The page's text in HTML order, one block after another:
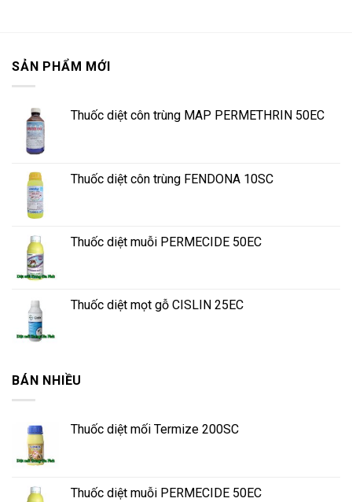
SẢN PHẨM MỚI
Thuốc diệt côn trùng MAP PERMETHRIN 50EC
Thuốc diệt côn trùng FENDONA 10SC
Thuốc diệt muỗi PERMECIDE 50EC
Thuốc diệt mọt gỗ CISLIN 25EC
BÁN NHIỀU
Thuốc diệt mối Termize 200SC
Thuốc diệt muỗi PERMECIDE 50EC